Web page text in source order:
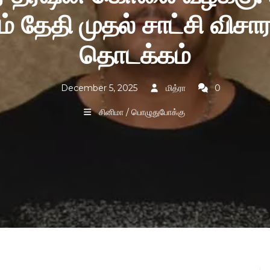
தேதி முதல் சாட்சி
தொடக்கம்
December 5, 2025 மித்ரா 0
சினிமா / பொழுதுபோக்கு
தொடர்ந்து சமூக
புறக்கணிப்பு, மிரட்டல்